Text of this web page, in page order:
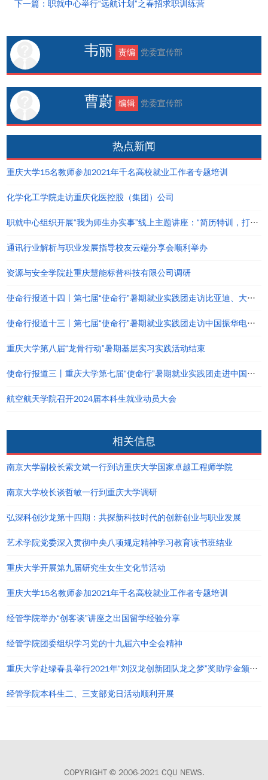
下一篇：职就中心举行“远航计划”之春招求职训练营
韦丽 责编 党委宣传部
曹蔚 编辑 党委宣传部
热点新闻
重庆大学15名教师参加2021年千名高校就业工作者专题培训
化学化工学院走访重庆化医控股（集团）公司
职就中心组织开展“我为师生办实事”线上主题讲座：“简历特训，打造个人职业品牌”
通讯行业解析与职业发展指导校友云端分享会顺利举办
资源与安全学院赴重庆慧能标普科技有限公司调研
使命行报道十四丨第七届“使命行”暑期就业实践团走访比亚迪、大疆及校友企业等
使命行报道十三丨第七届“使命行”暑期就业实践团走访中国振华电子集团有限公司
重庆大学第八届“龙骨行动”暑期基层实习实践活动结束
使命行报道三丨重庆大学第七届“使命行”暑期就业实践团走进中国电子科技集团公司第十研究所
航空航天学院召开2024届本科生就业动员大会
相关信息
南京大学副校长索文斌一行到访重庆大学国家卓越工程师学院
南京大学校长谈哲敏一行到重庆大学调研
弘深科创沙龙第十四期：共探新科技时代的创新创业与职业发展
艺术学院党委深入贯彻中央八项规定精神学习教育读书班结业
重庆大学开展第九届研究生女生文化节活动
重庆大学15名教师参加2021年千名高校就业工作者专题培训
经管学院举办“创客谈”讲座之出国留学经验分享
经管学院团委组织学习党的十九届六中全会精神
重庆大学赴绿春县举行2021年“刘汉龙创新团队龙之梦”奖助学金颁发仪式
经管学院本科生二、三支部党日活动顺利开展
COPYRIGHT © 2006-2021 CQU NEWS.